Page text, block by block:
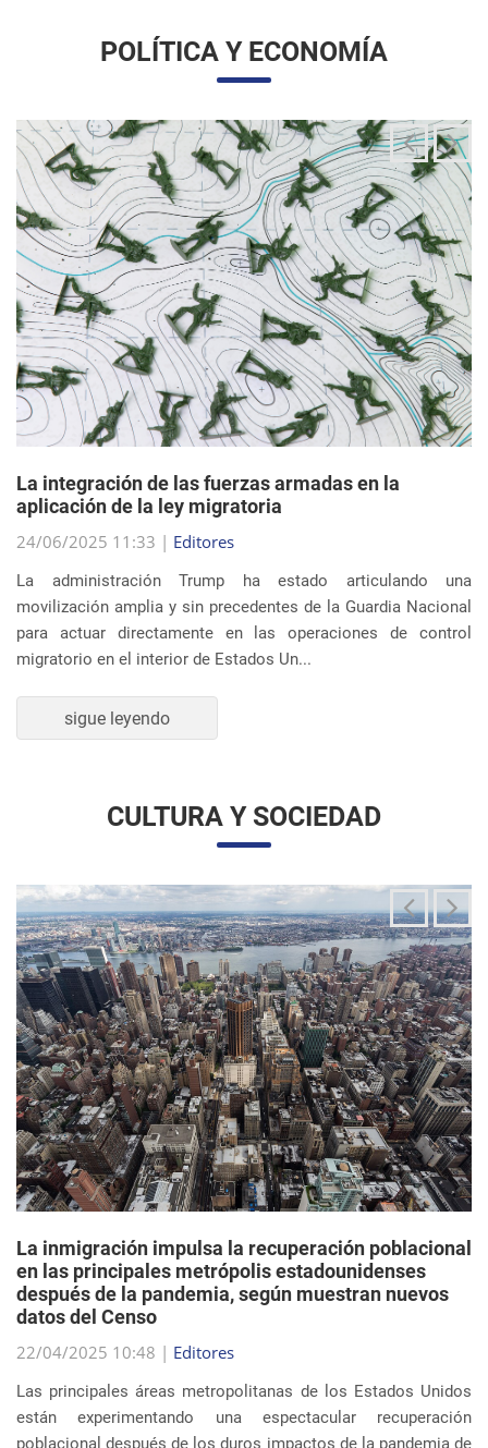
La integración de las fuerzas armadas en la
aplicación de la ley migratoria
24/06/2025 11:33 |Editores
La administración Trump ha estado articulando una
movilización amplia y sin precedentes de la Guardia Nacional
migratorio en el interior de Estados Un...
sigue leyendo
CULTURA Y SOCIEDAD
La inmigración impulsa la recuperación poblacional
en las principales metrópolis estadounidenses
después de la pandemia, según muestran nuevos
datos del Censo
22/04/2025 10:48 |Editores
están experimentando una espectacular recuperación
poblacional después de los duros impactos de la pandemia de
COVID-19, y el principal impulsor de est...
sigue leyendo
EVENTOS